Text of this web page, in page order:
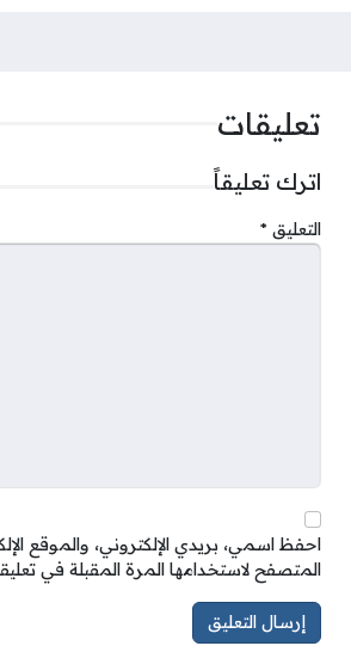
تعليقات
اترك تعليقاً
التعليق *
احفظ اسمي، بريدي الإلكتروني، والموقع
المتصفح لاستخدامها المرة المقبلة في